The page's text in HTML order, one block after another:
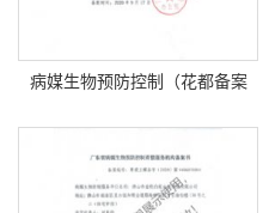
病媒生物预防控制（花都备案
书）